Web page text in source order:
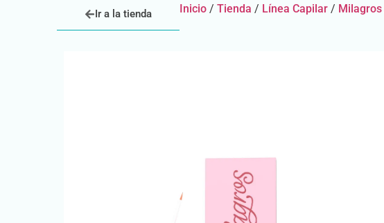
Ir a la tienda Inicio / Tienda / Línea Capilar / Milagros